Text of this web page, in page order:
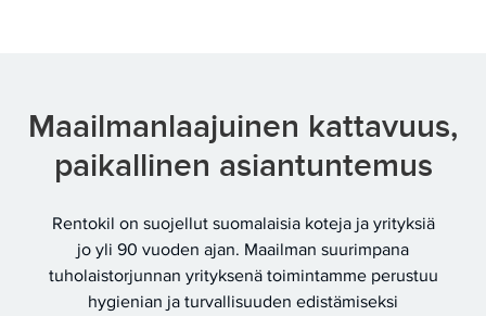
Maailmanlaajuinen kattavuus,
paikallinen asiantuntemus
Rentokil on suojellut suomalaisia koteja ja yrityksiä
jo yli 90 vuoden ajan. Maailman suurimpana
tuholaistorjunnan yrityksenä toimintamme perustuu
hygienian ja turvallisuuden edistämiseksi